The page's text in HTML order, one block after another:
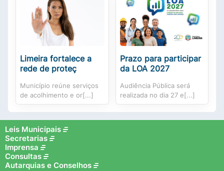
Limeira fortalece a
rede de proteç
Município reúne serviços
de acolhimento e or[...]
Prazo para participar
da LOA 2027
Audiência Pública será
realizada no dia 27 e[...]
Leis Municipais
Secretarias
Imprensa
Consultas
Autarquias e Conselhos